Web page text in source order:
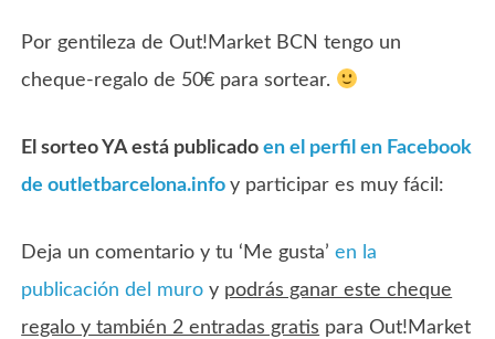
Por gentileza de Out!Market BCN tengo un
cheque-regalo de 50€ para sortear.
El sorteo YA está publicadoen el perfil en Facebook
de outletbarcelona.info y participar es muy fácil:
Deja un comentario y tu ‘Me gusta’en la
publicación del muro y podrás ganar este cheque
regalo y también 2 entradas gratis para Out!Market